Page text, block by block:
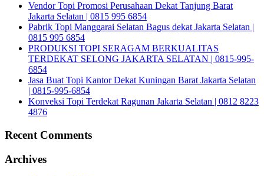
Vendor Topi Promosi Perusahaan Dekat Tanjung Barat
Jakarta Selatan | 0815 995 6854
Pabrik Topi Manggarai Selatan Bagus dekat Jakarta Selatan |
0815 995 6854
PRODUKSI TOPI SERAGAM BERKUALITAS
TERDEKAT SELONG JAKARTA SELATAN | 0815-995-
6854
Jasa Buat Topi Kantor Dekat Kuningan Barat Jakarta Selatan
| 0815-995-6854
Konveksi Topi Terdekat Ragunan Jakarta Selatan | 0812 8223
4876
Recent Comments
Archives